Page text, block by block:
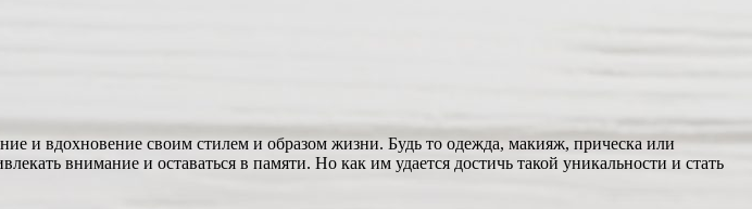
и вдохновение своим стилем и образом жизни. Будь то одежда, макияж, прическа или
внимание и оставаться в памяти. Но как им удается достичь такой уникальности и стать